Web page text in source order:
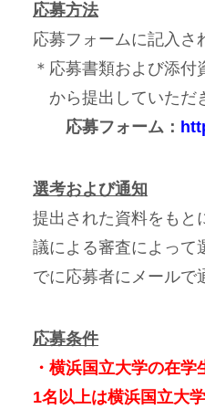
応募方法
応募フォームに記入さ
＊応募書類および添付
から提出していただ
応募フォーム：
選考および通知
提出された資料をもと
議による審査によって
でに応募者にメールで
応募条件
・横浜国立大学の在
1名以上は横浜国立大